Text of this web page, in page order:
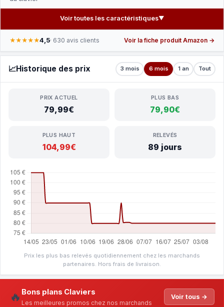
Voir toutes les caractéristiques▼
★★★★★4,5· 630 avis clients Voir la fiche produit Amazon →
📈Historique des prix 3 mois 6 mois 1 an Tout
PRIX ACTUEL
79,99€
PLUS BAS
79,90€
PLUS HAUT
104,99€
RELEVÉS
89 jours
Prix les plus bas relevés quotidiennement chez les marchands
partenaires. Hors frais de livraison.
🔥 Bons plans Claviers
Les meilleures promos chez nos marchands
Voir tous →